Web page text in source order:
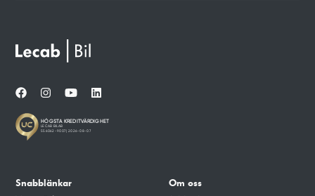
Snabblänkar Om oss